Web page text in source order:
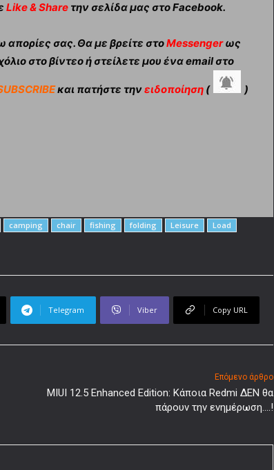
Like & Share την σελίδα μας στο Facebook.
σας. Θα με βρείτε στοMessengerως
στο βίντεο ή στείλετε μου ένα email στο
και πατήστε τηνειδοποίηση (
)
camping chair fishing folding Leisure
Load
Telegram Viber Copy URL
Επόμενο άρθρο
MIUI 12.5 Enhanced Edition: Κάποια Redmi ΔΕΝ θα
πάρουν την ενημέρωση….!